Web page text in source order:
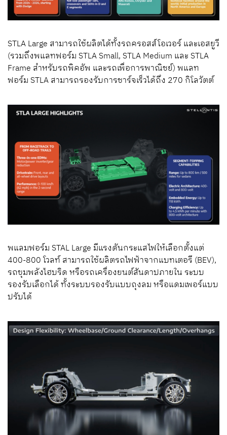
STLA Large สามารถใช้ผลิตได้ทั้งรถครอสส์โอเวอร์ และเอสยูวี
(รวมถึงพแลทฟอร์ม STLA Small, STLA Medium และ STLA
Frame สำหรับรถพิคอัพ และรถเพื่อการพาณิชย์) พแลท
ฟอร์ม STLA สามารถรองรับการชาร์จเร็วได้ถึง 270 กิโลวัตต์
พแลมฟอร์ม STAL Large มีแรงดันกระแสไฟให้เลือกตั้งแต่
400-800 โวลท์ สามารถใช้ผลิตรถไฟฟ้าจากแบทเตอรี (BEV),
รถขุมพลังไฮบริด หรือรถเครื่องยนต์สันดาปภายใน ระบบ
รองรับเลือกได้ ทั้งระบบรองรับแบบถุงลม หรือแดมเพอร์แบบ
ปรับได้